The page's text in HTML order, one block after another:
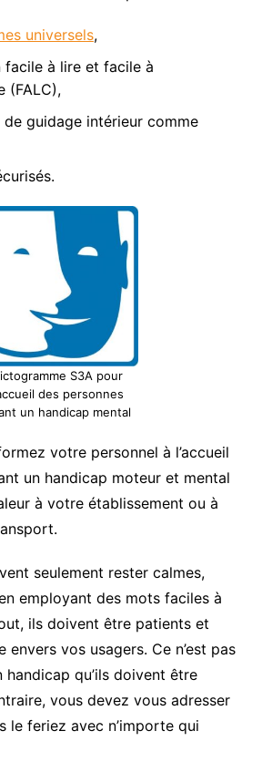
universels,
facile à lire et facile à
(FALC),
guidage intérieur comme
S3A pour
des personnes
un handicap mental
votre personnel à l’accueil
un handicap moteur et mental
à votre établissement ou à
seulement rester calmes,
employant des mots faciles à
ils doivent être patients et
envers vos usagers. Ce n’est pas
handicap qu’ils doivent être
vous devez vous adresser
le feriez avec n’importe qui